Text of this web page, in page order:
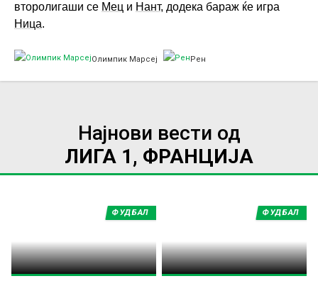
второлигаши се Мец и Нант, додека бараж ќе игра
Ница.
Олимпик Марсеј Рен
Најнови вести од
ЛИГА 1, ФРАНЦИЈА
ФУДБАЛ ФУДБАЛ